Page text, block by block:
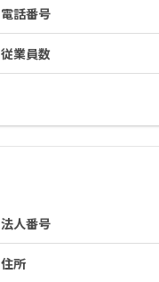
電話番号
従業員数
法人番号
住所